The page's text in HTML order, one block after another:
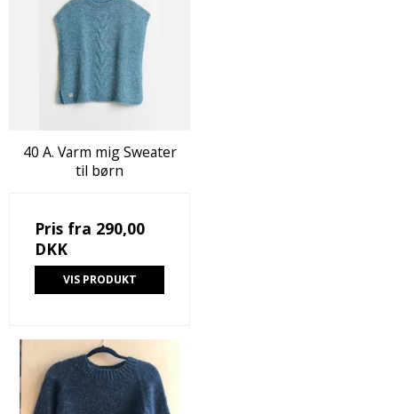
40 A. Varm mig Sweater
til børn
Pris fra 290,00
DKK
VIS PRODUKT